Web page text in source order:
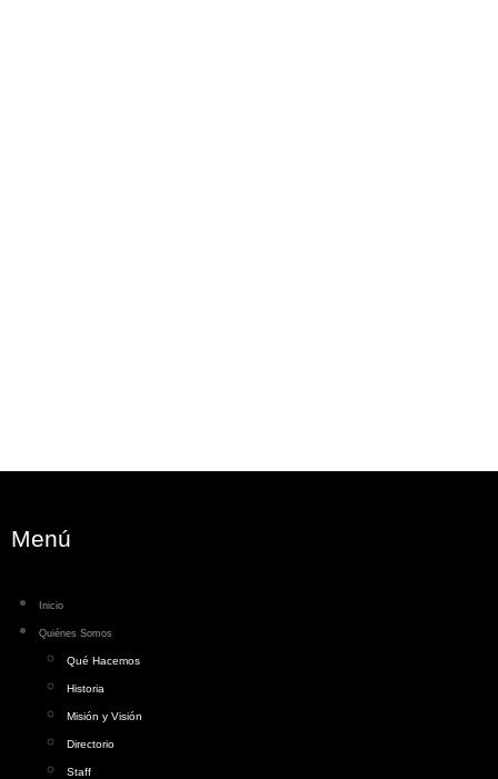
Menú
Inicio
Quiénes Somos
Qué Hacemos
Historia
Misión y Visión
Directorio
Staff